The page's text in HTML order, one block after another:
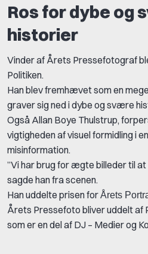
Ros for dybe og
historier
Vinder af Årets Pressefotograf
Politiken.
Han blev fremhævet som en
graver sig ned i dybe og svære
Også Allan Boye Thulstrup,
vigtigheden af visuel formidling i
misinformation.
”Vi har brug for ægte billeder til
sagde han fra scenen.
Han uddelte prisen forÅrets
Årets Pressefoto bliver uddelt
som er en del af DJ – Medier og